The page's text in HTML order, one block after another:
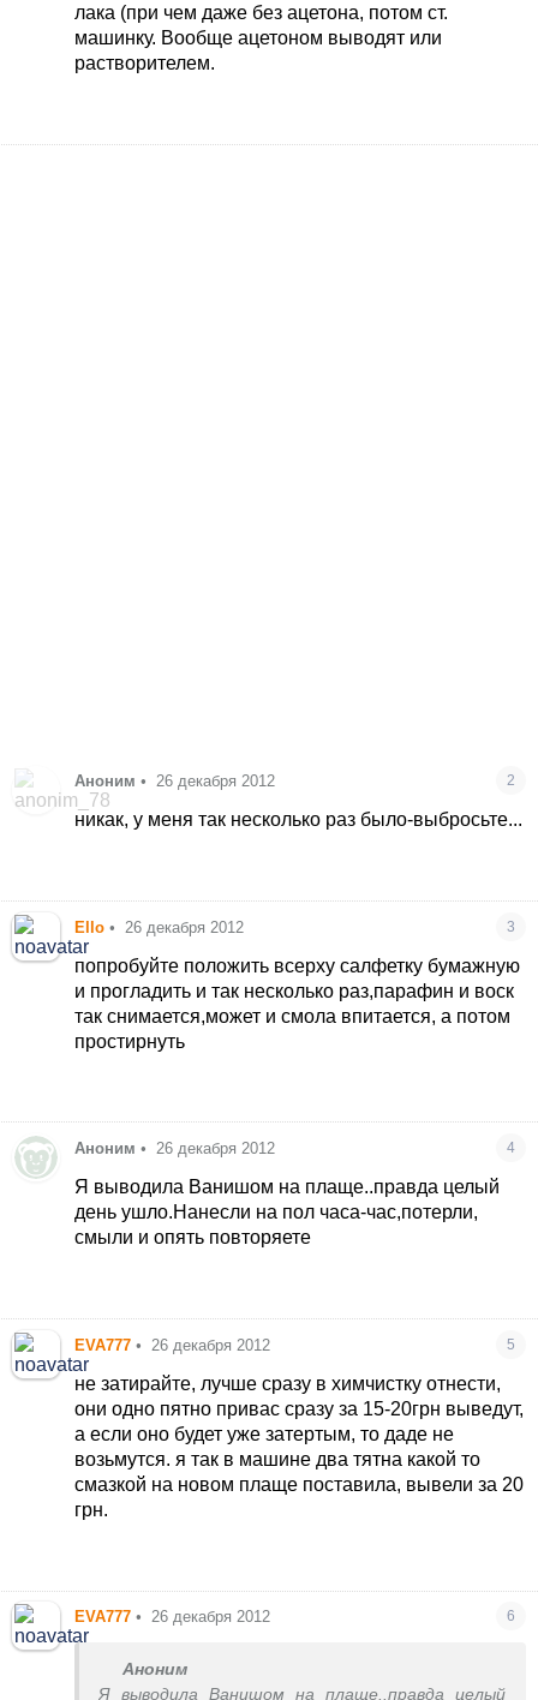
лака (при чем даже без ацетона, потом ст.
машинку. Вообще ацетоном выводят или
растворителем.
Аноним • 26 декабря 2012 2
никак, у меня так несколько раз было-выбросьте...
Ello • 26 декабря 2012 3
попробуйте положить всерху салфетку бумажную
и прогладить и так несколько раз,парафин и воск
так снимается,может и смола впитается, а потом
простирнуть
Аноним • 26 декабря 2012 4
Я выводила Ванишом на плаще..правда целый
день ушло.Нанесли на пол часа-час,потерли,
смыли и опять повторяете
EVA777 • 26 декабря 2012 5
не затирайте, лучше сразу в химчистку отнести,
они одно пятно привас сразу за 15-20грн выведут,
а если оно будет уже затертым, то даде не
возьмутся. я так в машине два тятна какой то
смазкой на новом плаще поставила, вывели за 20
грн.
EVA777 • 26 декабря 2012 6
Аноним
Я выводила Ванишом на плаще..правда целый